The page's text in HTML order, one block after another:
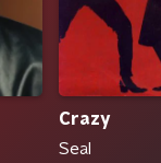
Crazy
Seal